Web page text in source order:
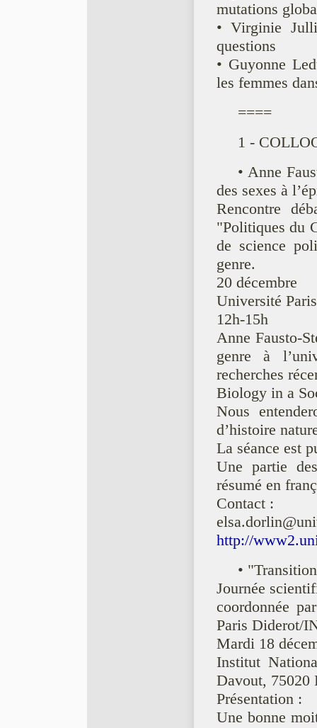
mutations
• Virginie
questions
• Guyonne
les femmes
====
1 -
• Anne
des sexes à
Rencontre
"Politiques du
de science
genre.
20 décembre
Université
12h-15h
Anne Fausto-
genre à
recherches
Biology in a
Nous
d’histoire
La séance est
Une partie
résumé en
Contact :
http://
•
Journée
coordonnée
Paris Diderot/
Mardi 18
Institut
Davout, 75020
Présentation :
Une bonne